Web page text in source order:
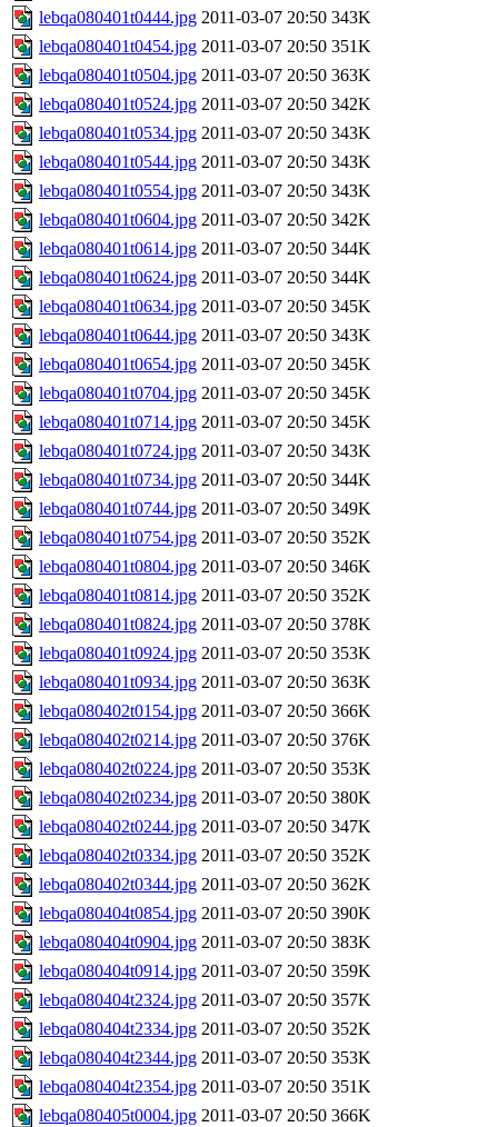
lebqa080401t0444.jpg 2011-03-07 20:50 343K
lebqa080401t0454.jpg 2011-03-07 20:50 351K
lebqa080401t0504.jpg 2011-03-07 20:50 363K
lebqa080401t0524.jpg 2011-03-07 20:50 342K
lebqa080401t0534.jpg 2011-03-07 20:50 343K
lebqa080401t0544.jpg 2011-03-07 20:50 343K
lebqa080401t0554.jpg 2011-03-07 20:50 343K
lebqa080401t0604.jpg 2011-03-07 20:50 342K
lebqa080401t0614.jpg 2011-03-07 20:50 344K
lebqa080401t0624.jpg 2011-03-07 20:50 344K
lebqa080401t0634.jpg 2011-03-07 20:50 345K
lebqa080401t0644.jpg 2011-03-07 20:50 343K
lebqa080401t0654.jpg 2011-03-07 20:50 345K
lebqa080401t0704.jpg 2011-03-07 20:50 345K
lebqa080401t0714.jpg 2011-03-07 20:50 345K
lebqa080401t0724.jpg 2011-03-07 20:50 343K
lebqa080401t0734.jpg 2011-03-07 20:50 344K
lebqa080401t0744.jpg 2011-03-07 20:50 349K
lebqa080401t0754.jpg 2011-03-07 20:50 352K
lebqa080401t0804.jpg 2011-03-07 20:50 346K
lebqa080401t0814.jpg 2011-03-07 20:50 352K
lebqa080401t0824.jpg 2011-03-07 20:50 378K
lebqa080401t0924.jpg 2011-03-07 20:50 353K
lebqa080401t0934.jpg 2011-03-07 20:50 363K
lebqa080402t0154.jpg 2011-03-07 20:50 366K
lebqa080402t0214.jpg 2011-03-07 20:50 376K
lebqa080402t0224.jpg 2011-03-07 20:50 353K
lebqa080402t0234.jpg 2011-03-07 20:50 380K
lebqa080402t0244.jpg 2011-03-07 20:50 347K
lebqa080402t0334.jpg 2011-03-07 20:50 352K
lebqa080402t0344.jpg 2011-03-07 20:50 362K
lebqa080404t0854.jpg 2011-03-07 20:50 390K
lebqa080404t0904.jpg 2011-03-07 20:50 383K
lebqa080404t0914.jpg 2011-03-07 20:50 359K
lebqa080404t2324.jpg 2011-03-07 20:50 357K
lebqa080404t2334.jpg 2011-03-07 20:50 352K
lebqa080404t2344.jpg 2011-03-07 20:50 353K
lebqa080404t2354.jpg 2011-03-07 20:50 351K
lebqa080405t0004.jpg 2011-03-07 20:50 366K